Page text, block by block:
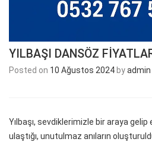
YILBAŞI DANSÖZ
Posted on 10 Ağustos 2024 byadmin
Yılbaşı, sevdiklerimizle bir araya
ulaştığı, unutulmaz anıların